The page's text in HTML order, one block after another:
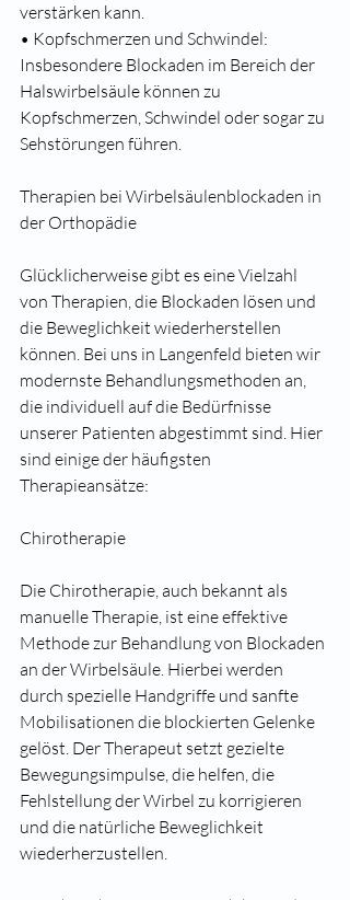
verstärken kann.
• Kopfschmerzen und Schwindel:
Insbesondere Blockaden im Bereich der
Halswirbelsäule können zu
Kopfschmerzen, Schwindel oder sogar zu
Sehstörungen führen.
Therapien bei Wirbelsäulenblockaden in
der Orthopädie
Glücklicherweise gibt es eine Vielzahl
von Therapien, die Blockaden lösen und
die Beweglichkeit wiederherstellen
können. Bei uns in Langenfeld bieten wir
modernste Behandlungsmethoden an,
die individuell auf die Bedürfnisse
unserer Patienten abgestimmt sind. Hier
sind einige der häufigsten
Therapieansätze:
Chirotherapie
Die Chirotherapie, auch bekannt als
manuelle Therapie, ist eine effektive
Methode zur Behandlung von Blockaden
an der Wirbelsäule. Hierbei werden
durch spezielle Handgriffe und sanfte
Mobilisationen die blockierten Gelenke
gelöst. Der Therapeut setzt gezielte
Bewegungsimpulse, die helfen, die
Fehlstellung der Wirbel zu korrigieren
und die natürliche Beweglichkeit
wiederherzustellen.